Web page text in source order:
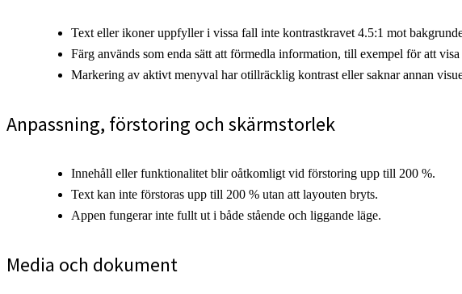
Text eller ikoner uppfyller i vissa fall inte kontrastkravet 4.5:1 mot
Färg används som enda sätt att förmedla information, till exempel för att visa
Markering av aktivt menyval har otillräcklig kontrast eller saknar annan
Anpassning, förstoring och skärmstorlek
Innehåll eller funktionalitet blir oåtkomligt vid förstoring upp till 200 %.
Text kan inte förstoras upp till 200 % utan att layouten bryts.
Appen fungerar inte fullt ut i både stående och liggande läge.
Media och dokument